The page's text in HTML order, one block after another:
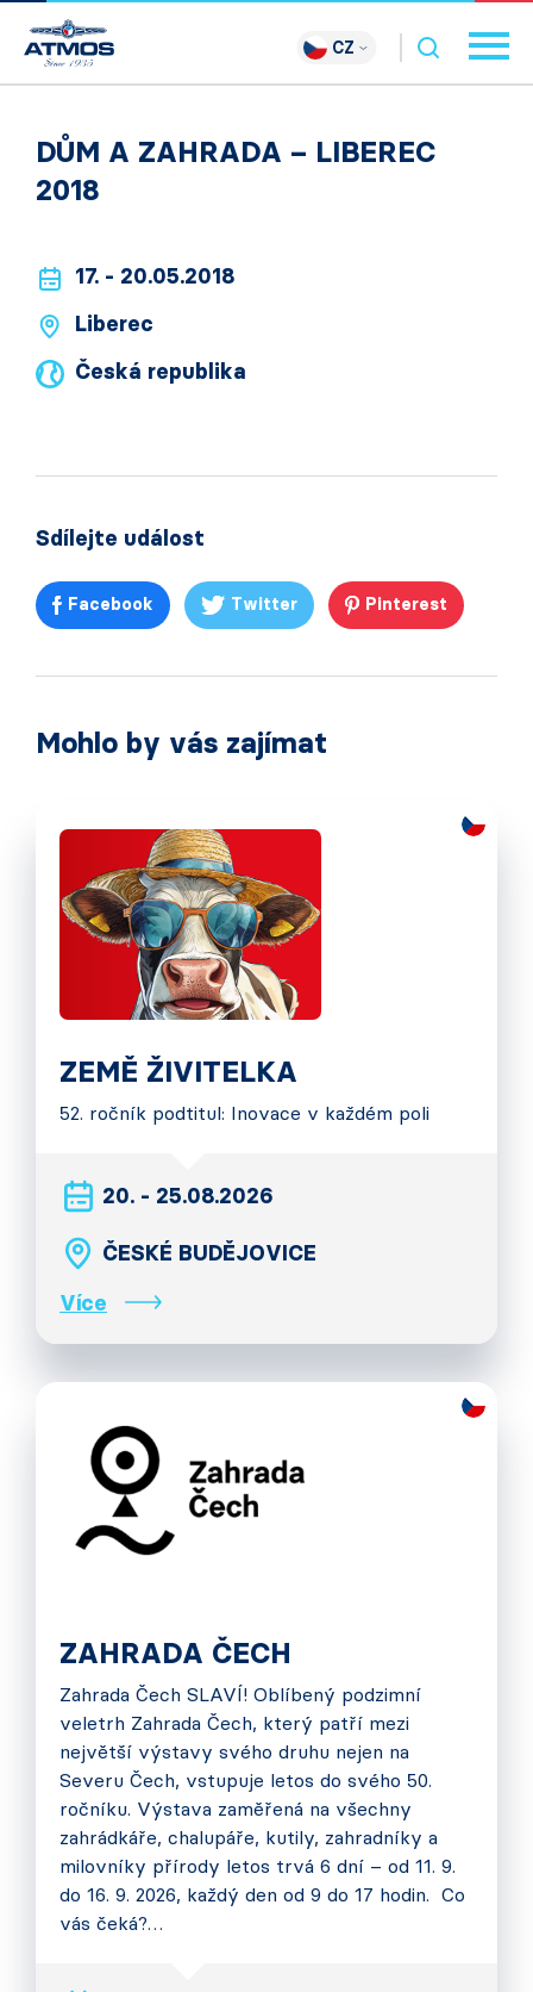
CZ
DŮM A ZAHRADA – LIBEREC
2018
17. - 20.05.2018
Liberec
Česká republika
Sdílejte událost
Facebook Twitter Pinterest
Mohlo by vás zajímat
ZEMĚ ŽIVITELKA
52. ročník podtitul: Inovace v každém poli
20. - 25.08.2026
ČESKÉ BUDĚJOVICE
Více
ZAHRADA ČECH
Zahrada Čech SLAVÍ! Oblíbený podzimní
veletrh Zahrada Čech, který patří mezi
největší výstavy svého druhu nejen na
Severu Čech, vstupuje letos do svého 50.
ročníku. Výstava zaměřená na všechny
zahrádkáře, chalupáře, kutily, zahradníky a
milovníky přírody letos trvá 6 dní – od 11. 9.
do 16. 9. 2026, každý den od 9 do 17 hodin. Co
vás čeká?…